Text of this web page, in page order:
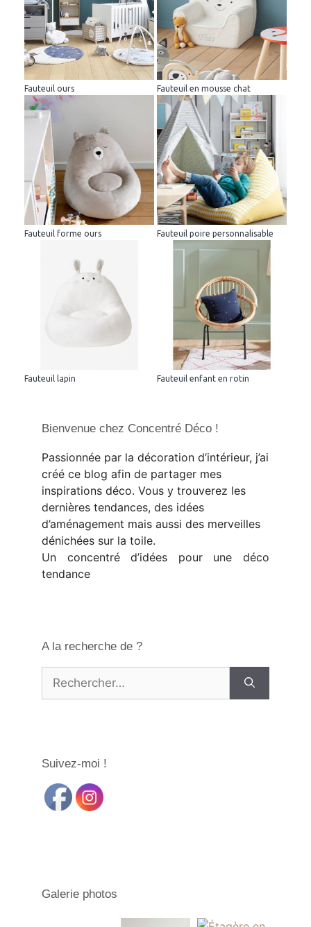
Fauteuil ours Fauteuil en mousse chat
Fauteuil forme ours Fauteuil poire personnalisable
Fauteuil lapin Fauteuil enfant en rotin
Bienvenue chez Concentré Déco !
Passionnée par la décoration d’intérieur, j’ai
créé ce blog afin de partager mes
inspirations déco. Vous y trouverez les
dernières tendances, des idées
d’aménagement mais aussi des merveilles
dénichées sur la toile.
Un concentré d’idées pour une déco
tendance
A la recherche de ?
Suivez-moi !
Galerie photos